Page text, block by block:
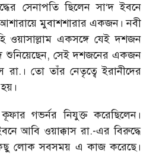
সেনাপতি ছিলেন সা‘দ ইবনে
মুবাশশারার একজন। নবী
ওয়াসাল্লাম একসঙ্গে যেই দশজন
শুনিয়েছেন, সেই দশজনের একজন
রা.। তো তাঁর নেতৃত্বে ইরানীদের
গভর্নর নিযুক্ত করেছিলেন।
আবি ওয়াক্কাস রা.-এর বিরুদ্ধে
লোক সবসময় এ কাজ করেছে।